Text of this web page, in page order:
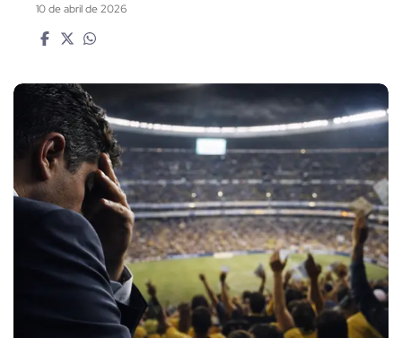
10 de abril de 2026